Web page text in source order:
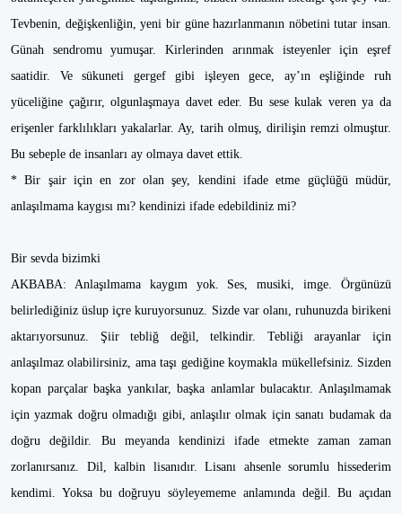
Tevbenin, değişkenliğin, yeni bir güne hazırlanmanın nöbetini tutar insan.
Günah sendromu yumuşar. Kirlerinden arınmak isteyenler için eşref
saatidir. Ve sükuneti gergef gibi işleyen gece, ay’ın eşliğinde ruh
yüceliğine çağırır, olgunlaşmaya davet eder. Bu sese kulak veren ya da
erişenler farklılıkları yakalarlar. Ay, tarih olmuş, dirilişin remzi olmuştur.
Bu sebeple de insanları ay olmaya davet ettik.
* Bir şair için en zor olan şey, kendini ifade etme güçlüğü müdür,
anlaşılmama kaygısı mı? kendinizi ifade edebildiniz mi?
Bir sevda bizimki
AKBABA: Anlaşılmama kaygım yok. Ses, musiki, imge. Örgünüzü
belirlediğiniz üslup içre kuruyorsunuz. Sizde var olanı, ruhunuzda birikeni
aktarıyorsunuz. Şiir tebliğ değil, telkindir. Tebliği arayanlar için
anlaşılmaz olabilirsiniz, ama taşı gediğine koymakla mükellefsiniz. Sizden
kopan parçalar başka yankılar, başka anlamlar bulacaktır. Anlaşılmamak
için yazmak doğru olmadığı gibi, anlaşılır olmak için sanatı budamak da
doğru değildir. Bu meyanda kendinizi ifade etmekte zaman zaman
zorlanırsanız. Dil, kalbin lisanıdır. Lisanı ahsenle sorumlu hissederim
kendimi. Yoksa bu doğruyu söyleyememe anlamında değil. Bu açıdan